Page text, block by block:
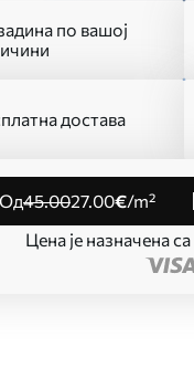
по вашој
достава
од45.0027.00€/m²
Цена је назначена са